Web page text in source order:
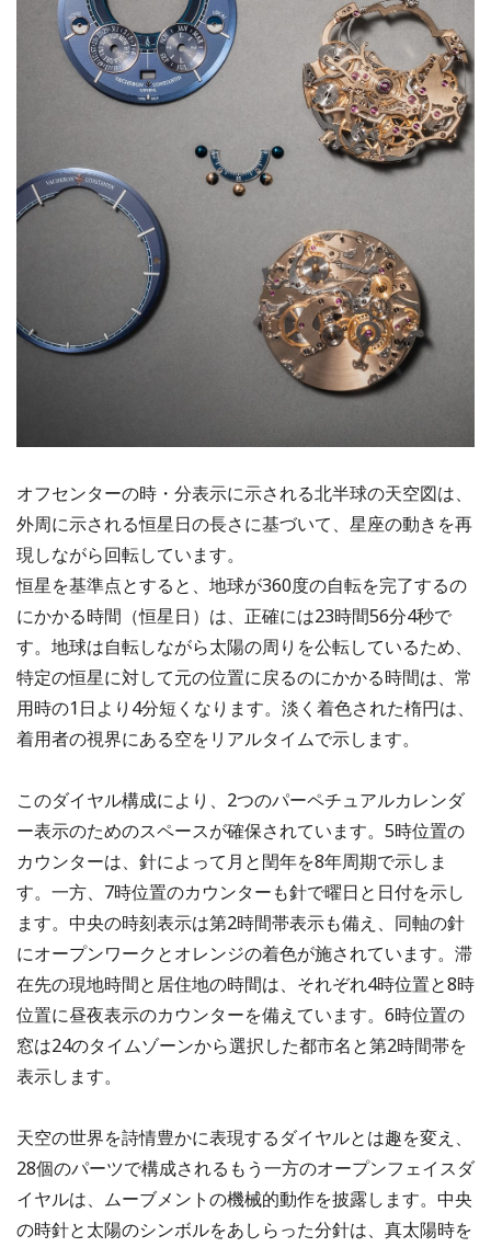
オフセンターの時・分表示に示される北半球の天空図は、
外周に示される恒星日の長さに基づいて、星座の動きを再
現しながら回転しています。
恒星を基準点とすると、地球が360度の自転を完了するの
にかかる時間（恒星日）は、正確には23時間56分4秒で
す。地球は自転しながら太陽の周りを公転しているため、
特定の恒星に対して元の位置に戻るのにかかる時間は、常
用時の1日より4分短くなります。淡く着色された楕円は、
着用者の視界にある空をリアルタイムで示します。
このダイヤル構成により、2つのパーペチュアルカレンダ
ー表示のためのスペースが確保されています。5時位置の
カウンターは、針によって月と閏年を8年周期で示しま
す。一方、7時位置のカウンターも針で曜日と日付を示し
ます。中央の時刻表示は第2時間帯表示も備え、同軸の針
にオープンワークとオレンジの着色が施されています。滞
在先の現地時間と居住地の時間は、それぞれ4時位置と8時
位置に昼夜表示のカウンターを備えています。6時位置の
窓は24のタイムゾーンから選択した都市名と第2時間帯を
表示します。
天空の世界を詩情豊かに表現するダイヤルとは趣を変え、
28個のパーツで構成されるもう一方のオープンフェイスダ
イヤルは、ムーブメントの機械的動作を披露します。中央
の時針と太陽のシンボルをあしらった分針は、真太陽時を